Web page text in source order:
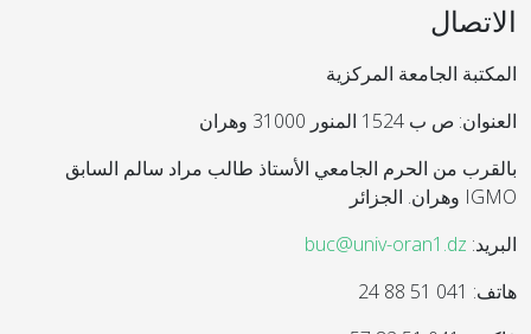
الاتصال
المكتبة الجامعة المركزية
العنوان: ص ب 1524 المنور 31000 وهران
بالقرب من الحرم الجامعي الأستاذ طالب مراد سالم السابق
IGMO وهران. الجزائر
البريد: buc@univ-oran1.dz
هاتف: 041 51 88 24